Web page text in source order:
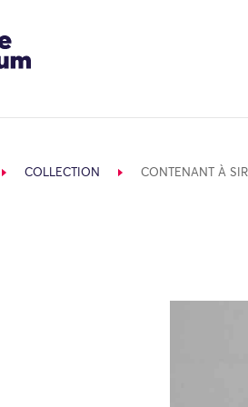
COLLECTION CONTENANT À